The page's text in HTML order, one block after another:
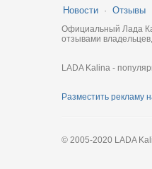
Новости · Отзывы
Официальный Лада
отзывами
LADA Kalina -
Разместить рекламу
© 2005-2020 LADA